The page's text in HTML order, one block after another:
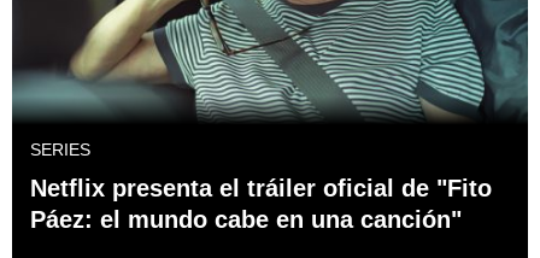
SERIES
Netflix presenta el tráiler oficial de "Fito
Páez: el mundo cabe en una canción"